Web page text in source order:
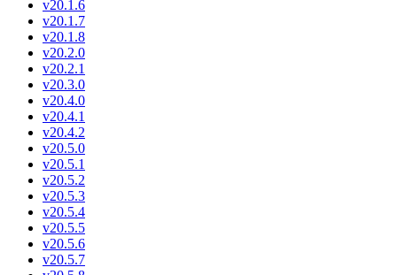
v20.1.6
v20.1.7
v20.1.8
v20.2.0
v20.2.1
v20.3.0
v20.4.0
v20.4.1
v20.4.2
v20.5.0
v20.5.1
v20.5.2
v20.5.3
v20.5.4
v20.5.5
v20.5.6
v20.5.7